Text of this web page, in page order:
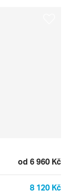
od 6 960 Kč
8 120 Kč